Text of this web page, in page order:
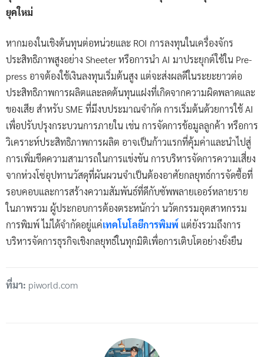
ยุคใหม่
หากมองในเชิงต้นทุนต่อหน่วยและ ROI การลงทุนในเครื่องจักร
ประสิทธิภาพสูงอย่าง Sheeter หรือการนำ AI มาประยุกต์ใช้ใน Pre-
press อาจต้องใช้เงินลงทุนเริ่มต้นสูง แต่จะส่งผลดีในระยะยาวต่อ
ประสิทธิภาพการผลิตและลดต้นทุนแฝงที่เกิดจากความผิดพลาดและ
ของเสีย สำหรับ SME ที่มีงบประมาณจำกัด การเริ่มต้นด้วยการใช้ AI
เพื่อปรับปรุงกระบวนการภายใน เช่น การจัดการข้อมูลลูกค้า หรือการ
วิเคราะห์ประสิทธิภาพการผลิต อาจเป็นก้าวแรกที่คุ้มค่าและนำไปสู่
การเพิ่มขีดความสามารถในการแข่งขัน การบริหารจัดการความเสี่ยง
จากห่วงโซ่อุปทานวัสดุที่ผันผวนจำเป็นต้องอาศัยกลยุทธ์การจัดซื้อที่
รอบคอบและการสร้างความสัมพันธ์ที่ดีกับซัพพลายเออร์หลายราย
ในภาพรวม ผู้ประกอบการต้องตระหนักว่า นวัตกรรมอุตสาหกรรม
การพิมพ์ ไม่ได้จำกัดอยู่แค่เทคโนโลยีการพิมพ์ แต่ยังรวมถึงการ
บริหารจัดการธุรกิจเชิงกลยุทธ์ในทุกมิติเพื่อการเติบโตอย่างยั่งยืน
ที่มา: piworld.com